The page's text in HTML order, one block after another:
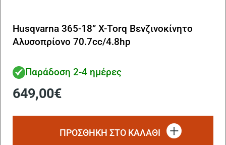
Husqvarna 365-18” X-Torq Βενζινοκίνητο
Αλυσοπρίονο 70.7cc/4.8hp
Παράδοση 2-4 ημέρες
649,00€
ΠΡΟΣΘΗΚΗ ΣΤΟ ΚΑΛΑΘΙ